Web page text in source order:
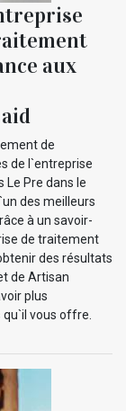
aux
de
de l`entreprise
Le Pre dans le
des meilleurs
à un savoir-
de traitement
des résultats
de Artisan
plus
vous offre.